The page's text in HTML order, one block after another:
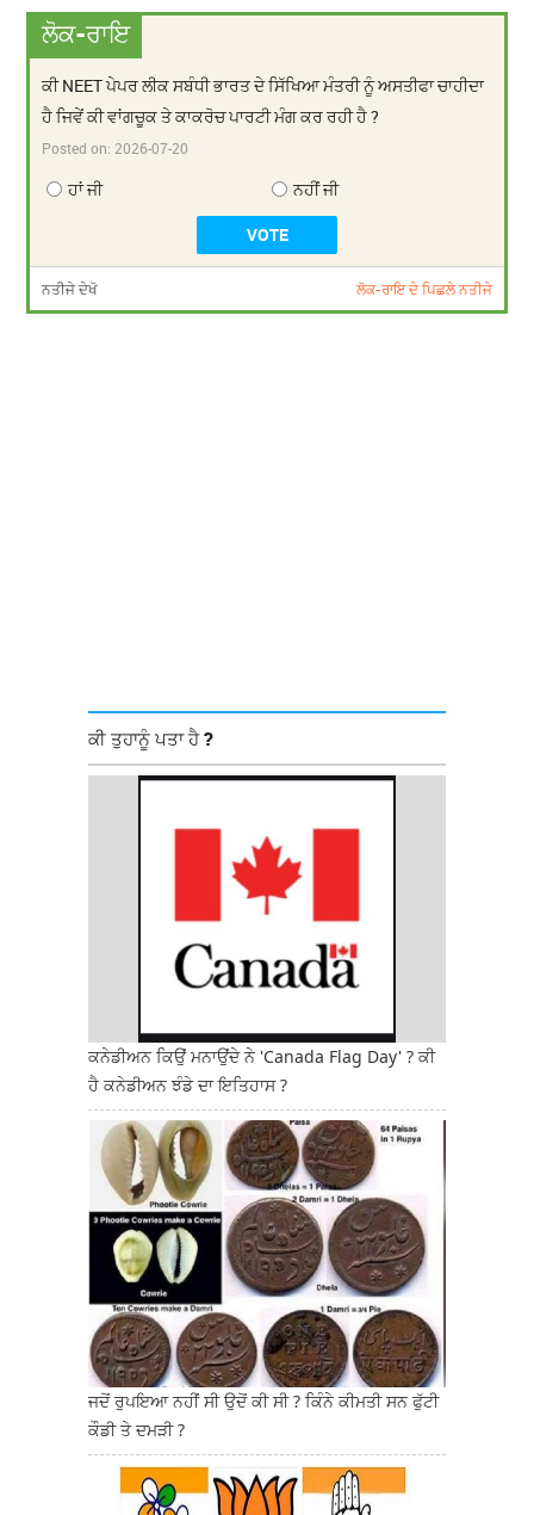
ਲੋਕ-ਰਾਇ
ਕੀ NEET ਪੇਪਰ ਲੀਕ ਸਬੰਧੀ ਭਾਰਤ ਦੇ ਸਿੱਖਿਆ ਮੰਤਰੀ ਨੂੰ ਅਸਤੀਫਾ ਚਾਹੀਦਾ
ਹੈ ਜਿਵੇਂ ਕੀ ਵਾਂਗਚੂਕ ਤੇ ਕਾਕਰੋਚ ਪਾਰਟੀ ਮੰਗ ਕਰ ਰਹੀ ਹੈ ?
Posted on:2026-07-20
ਹਾਂ ਜੀ ਨਹੀਂ ਜੀ
ਨਤੀਜੇ ਦੇਖੋ ਲੋਕ-ਰਾਇ ਦੇ ਪਿਛਲੇ ਨਤੀਜੇ
ਕੀ ਤੁਹਾਨੂੰ ਪਤਾ ਹੈ ?
ਕਨੇਡੀਅਨ ਕਿਉਂ ਮਨਾਉਂਦੇ ਨੇ 'Canada Flag Day' ? ਕੀ
ਹੈ ਕਨੇਡੀਅਨ ਝੰਡੇ ਦਾ ਇਤਿਹਾਸ ?
ਜਦੋਂ ਰੁਪਇਆ ਨਹੀਂ ਸੀ ਉਦੋਂ ਕੀ ਸੀ ? ਕਿੰਨੇ ਕੀਮਤੀ ਸਨ ਫੁੱਟੀ
ਕੌਡੀ ਤੇ ਦਮੜੀ ?